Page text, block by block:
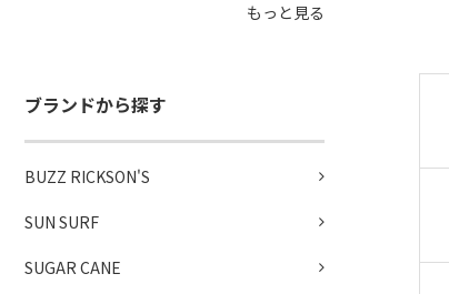
もっと見る
ブランドから探す
BUZZ RICKSON'S
SUN SURF
SUGAR CANE